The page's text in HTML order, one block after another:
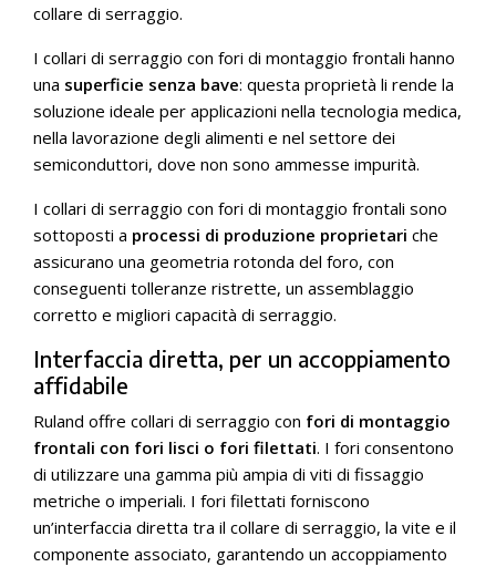
collare di serraggio.
I collari di serraggio con fori di montaggio frontali hanno
una superficie senza bave: questa proprietà li rende la
soluzione ideale per applicazioni nella tecnologia medica,
nella lavorazione degli alimenti e nel settore dei
semiconduttori, dove non sono ammesse impurità.
I collari di serraggio con fori di montaggio frontali sono
sottoposti a processi di produzione proprietari che
assicurano una geometria rotonda del foro, con
conseguenti tolleranze ristrette, un assemblaggio
corretto e migliori capacità di serraggio.
Interfaccia diretta, per un accoppiamento
affidabile
Ruland offre collari di serraggio con fori di montaggio
frontali con fori lisci o fori filettati. I fori consentono
di utilizzare una gamma più ampia di viti di fissaggio
metriche o imperiali. I fori filettati forniscono
un’interfaccia diretta tra il collare di serraggio, la vite e il
componente associato, garantendo un accoppiamento